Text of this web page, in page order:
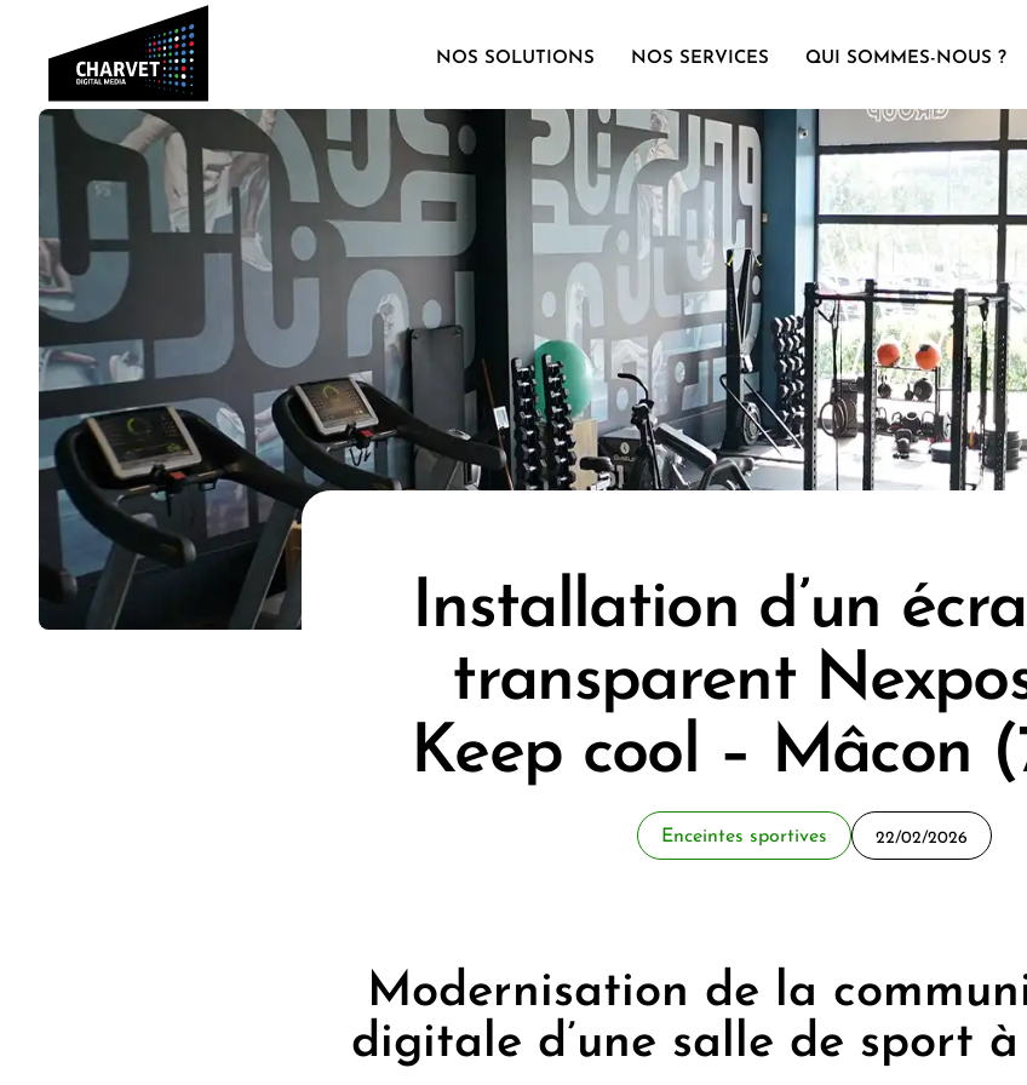
NOS SOLUTIONS NOS SERVICES QUI SOMMES-NOUS ?
Installation d’un
transparent
Keep cool – Mâcon
Enceintes sportives 22/02/2026
Modernisation de la
digitale d’une salle de sport